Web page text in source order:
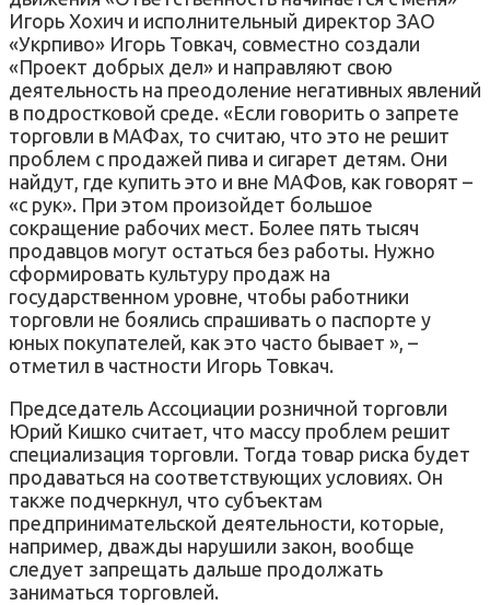
Игорь Хохич и исполнительный директор ЗАО
«Укрпиво» ​​Игорь Товкач, совместно создали
«Проект добрых дел» и направляют свою
деятельность на преодоление негативных явлений
в подростковой среде. «Если говорить о запрете
торговли в МАФах, то считаю, что это не решит
проблем с продажей пива и сигарет детям. Они
найдут, где купить это и вне МАФов, как говорят –
«с рук». При этом произойдет большое
сокращение рабочих мест. Более пять тысяч
продавцов могут остаться без работы. Нужно
сформировать культуру продаж на
государственном уровне, чтобы работники
торговли не боялись спрашивать о паспорте у
юных покупателей, как это часто бывает », –
отметил в частности Игорь Товкач.
Председатель Ассоциации розничной торговли
Юрий Кишко считает, что массу проблем решит
специализация торговли. Тогда товар риска будет
продаваться на соответствующих условиях. Он
также подчеркнул, что субъектам
предпринимательской деятельности, которые,
например, дважды нарушили закон, вообще
следует запрещать дальше продолжать
заниматься торговлей.